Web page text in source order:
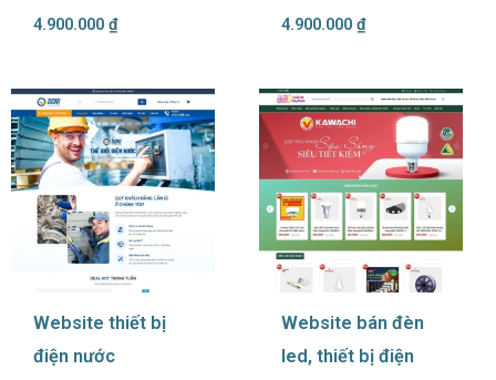
4.900.000 ₫ 4.900.000 ₫
Website thiết bị
điện nước
Website bán đèn
led, thiết bị điện